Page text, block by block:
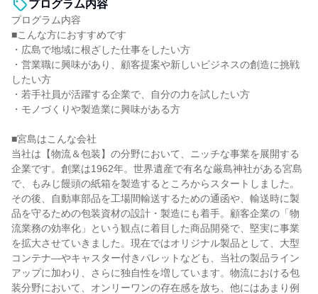
プログラム内容
プログラム内容
■こんな方におすすめです
・広島で地域に根ざした仕事をしたい方
・営業職に興味があり、顧客提案や新しいビジネスの創造に挑戦
したい方
・若手社員が活躍する企業で、自分の力を試したい方
・モノづくりや製造業に興味がある方
■宮島はこんな会社
当社は【物流＆包装】の分野において、ニッチな事業を展開する
企業です。創業は1962年。世界遺産で有名な厳島神社がある宮島
で、もみじ饅頭の紙箱を製造するところからスタートしました。
その後、自動車部品を工場間輸送するための通函や、輸送時に製
品を守るための包装資材の設計・製造にも着手。顧客企業の「物
流業務の効率化」という観点に着目した商品開発で、堅実に事業
を拡大させていきました。現在ではオリジナル製品として、大型
コンテナ―やキャスター付きパレットなども、当社の製品ライン
アップに加わり、さらに独自性を増しています。物流における包
装分野において、オンリーワンの存在感を放ち、他にはあまり例